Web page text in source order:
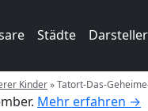
Städte Darsteller
Kinder»Tatort-Das-
Mehr erfahren →